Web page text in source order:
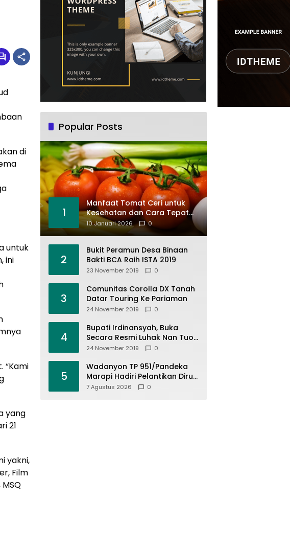
di
untuk
ini
“Kami
yang
21
yakni,
Film
Popular Posts
1
Manfaat Tomat Ceri untuk
Kesehatan dan Cara Tepat
Mengonsumsinya
10 Januari 2026 0
2
Bukit Peramun Desa Binaan
Bakti BCA Raih ISTA 2019
23 November 2019 0
3
Comunitas Corolla DX Tanah
Datar Touring Ke Pariaman
24 November 2019 0
4
Bupati Irdinansyah, Buka
Secara Resmi Luhak Nan Tuo
Wirabraja Adventure Offroad
24 November 2019 0
5
Wadanyon TP 951/Pandeka
Marapi Hadiri Pelantikan Dirut
PDAM Tirta Alami
7 Agustus 2026 0